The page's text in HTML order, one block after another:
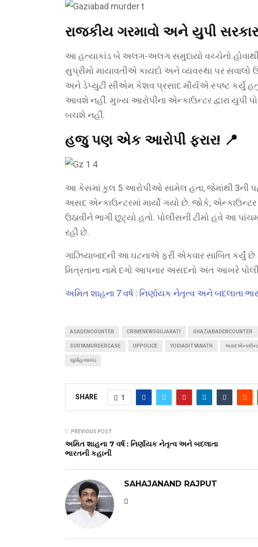
રાજકીય ગરમાવો અને યુપી
આ હત્યાકાંડ બે અલગ-અલગ સમુદાયો વચ્ચેનો
સુપ્રીમો માયાવતીએ કાયદો અને વ્યવસ્થા પર સવાલો
અને ડેપ્યુટી સીએમ કેશવ પ્રસાદ મૌર્યએ સ્પષ્ટ કર્યું
આવશે નહીં. મુખ્ય આરોપીના એન્કાઉન્ટર દ્વારા યુપી
બચશે નહીં.
હજુ પણ એક આરોપી ફરાર! 📍
આ કેસમાં કુલ 5 આરોપીઓ સામેલ હતા, જેમાંથી 3ની
અસદ એન્કાઉન્ટરમાં માર્યો ગયો છે. જોકે,
ઉઠાવીને ભાગી છૂટ્યો હતો. પોલીસની ટીમો હવે આ
રહી છે.
ગાઝિયાબાદની આ ઘટનાએ ફરી એકવાર સાબિત કર્યું
મિત્રતાના નામે દગો આપનાર અસદનો અંત આખરે
અમિત શાહના 7 વર્ષ : નિર્ણાયક નેતૃત્વ અને બદલાતા
ASADENCOUNTER CRIMENEWSGUJARATI GHAZIABADENCOUNTER
SURYAMURDERCASE UPPOLICE YOGIADITYANATH
સૂર્યાહત્યાકાંડ
SHARE 1
PREVIOUS POST
અમિત શાહના 7 વર્ષ : નિર્ણાયક નેતૃત્વ અને બદલાતા
ભારતની કહાની
SAHAJANAND RAJPUT